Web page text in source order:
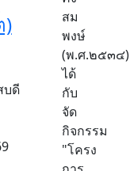
)
บดี
สม
พงษ์
(พ.ศ.๒๕๓๔)
ได้
กับ
จัด
กิจกรรม
"โครง